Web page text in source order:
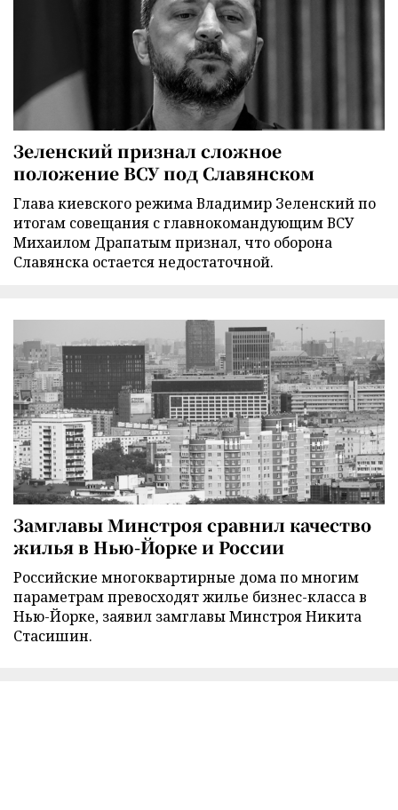
Зеленский признал сложное
положение ВСУ под Славянском
Глава киевского режима Владимир Зеленский по
итогам совещания с главнокомандующим ВСУ
Михаилом Драпатым признал, что оборона
Славянска остается недостаточной.
Замглавы Минстроя сравнил качество
жилья в Нью-Йорке и России
Российские многоквартирные дома по многим
параметрам превосходят жилье бизнес-класса в
Нью-Йорке, заявил замглавы Минстроя Никита
Стасишин.